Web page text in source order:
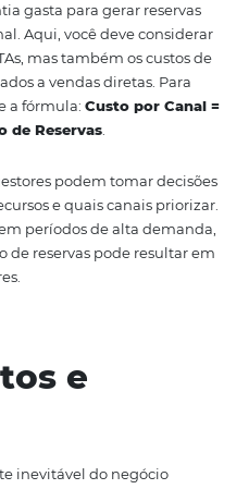
dos pontos-chave na
neste contexto, refere-se à
efetivamente realizam uma
canal em transformar
você pode usar a
deve ser realizada para
que você
Uma taxa de
de melhorias nas
reserva.